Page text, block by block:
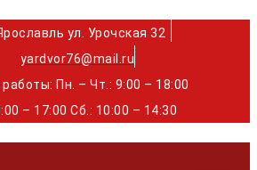
ул. Урочская 32
yardvor76@mail.ru
Пн. – Чт.: 9:00 – 18:00
– 17:00 Сб.: 10:00 – 14:30